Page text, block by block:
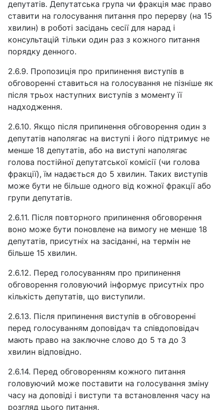
депутатів. Депутатська група чи фракція має право
ставити на голосування питання про перерву (на 15
хвилин) в роботі засідань сесії для нарад i
консультацій тільки один раз з кожного питання
порядку денного.
2.6.9. Пропозиція про припинення виступів в
обговоренні ставиться на голосування не пізніше як
після трьох наступних виступів з моменту її
надходження.
2.6.10. Якщо після припинення обговорення один з
депутатів наполягає на виступі і його підтримує не
менше 18 депутатів, або на виступі наполягає
голова постійної депутатської комісії (чи голова
фракції), їм надається до 5 хвилин. Таких виступів
може бути не більше одного від кожної фракції або
групи депутатів.
2.6.11. Після повторного припинення обговорення
воно може бути поновлене на вимогу не менше 18
депутатів, присутніх на засіданні, на термін не
більше 15 хвилин.
2.6.12. Перед голосуванням про припинення
обговорення головуючий інформує присутніх про
кількість депутатів, що виступили.
2.6.13. Після припинення виступів в обговоренні
перед голосуванням доповідач та співдоповідач
мають право на заключне слово до 5 та до 3
хвилин відповідно.
2.6.14. Перед обговоренням кожного питання
головуючий може поставити на голосування зміну
часу на доповiдi i виступи та встановлення часу на
розгляд цього питання.